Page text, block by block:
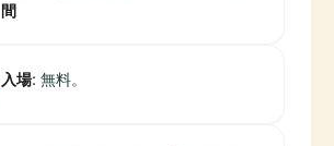
間
入場: 無料。